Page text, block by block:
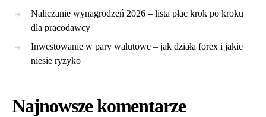
Naliczanie wynagrodzeń 2026 – lista płac krok po kroku
dla pracodawcy
Inwestowanie w pary walutowe – jak działa forex i jakie
niesie ryzyko
Najnowsze komentarze